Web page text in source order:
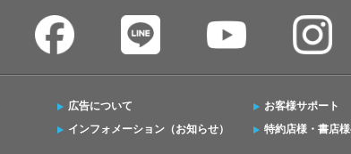
広告について
インフォメーション（お知らせ）
お客様サポート
特約店様・書店